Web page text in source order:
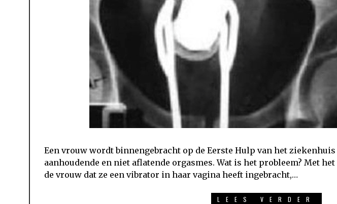
Een vrouw wordt binnengebracht op de Eerste Hulp van het
aanhoudende en niet aflatende orgasmes. Wat is het probleem? Met
de vrouw dat ze een vibrator in haar vagina heeft ingebracht,…
LEES VERDER